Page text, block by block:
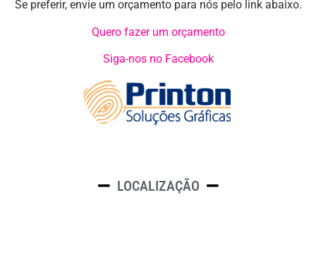
Se preferir, envie um orçamento para nós pelo link abaixo.
Quero fazer um orçamento
Siga-nos no Facebook
LOCALIZAÇÃO